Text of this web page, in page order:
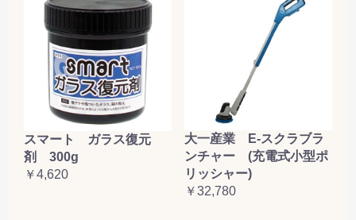
スマート ガラス復元
剤 300g
￥4,620
大一産業 E-スクラブラ
ンチャー (充電式小型ポ
リッシャー)
￥32,780